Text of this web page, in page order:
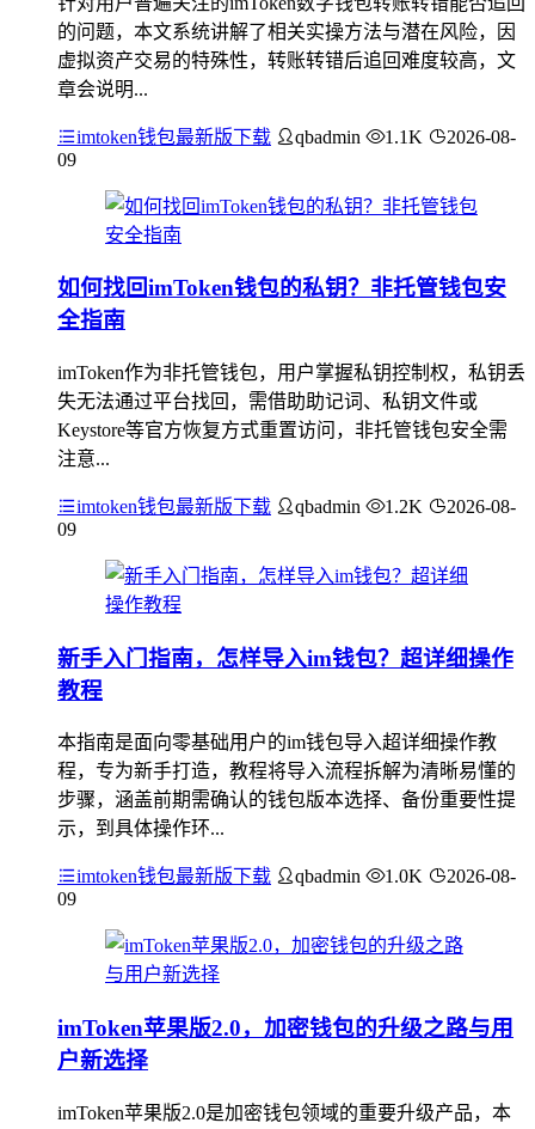
的问题，本文系统讲解了相关实操方法与潜在风险，因
虚拟资产交易的特殊性，转账转错后追回难度较高，文
章会说明...
imtoken钱包最新版下载 qbadmin 1.1K
2026-08-
09
如何找回imToken钱包的私钥？非托管钱包安
全指南
imToken作为非托管钱包，用户掌握私钥控制权，私钥丢
失无法通过平台找回，需借助助记词、私钥文件或
Keystore等官方恢复方式重置访问，非托管钱包安全需
注意...
imtoken钱包最新版下载 qbadmin 1.2K
2026-08-
09
新手入门指南，怎样导入im钱包？超详细操作
教程
本指南是面向零基础用户的im钱包导入超详细操作教
程，专为新手打造，教程将导入流程拆解为清晰易懂的
步骤，涵盖前期需确认的钱包版本选择、备份重要性提
示，到具体操作环...
imtoken钱包最新版下载 qbadmin 1.0K
2026-08-
09
imToken苹果版2.0，加密钱包的升级之路与用
户新选择
imToken苹果版2.0是加密钱包领域的重要升级产品，本